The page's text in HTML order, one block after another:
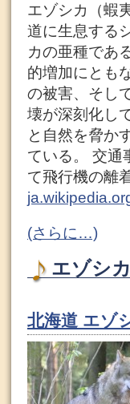
エゾシカ（蝦
道に生息する
カの亜種であ
的増加にとも
の被害、そし
壊が深刻化し
と自然を脅か
ている。 交通
て飛行機の離
(さらに…)
エゾシ
北海道 エゾ